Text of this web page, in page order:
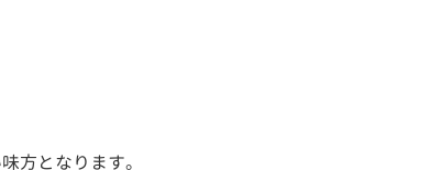
方となります。